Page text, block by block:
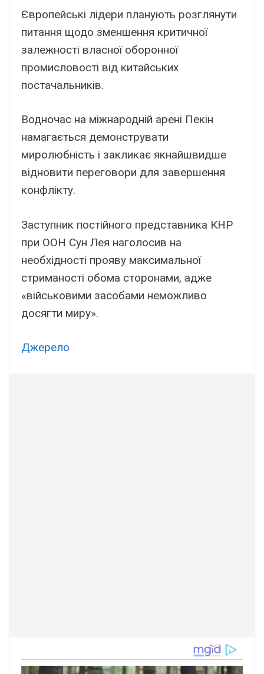
Європейські лідери планують розглянути
питання щодо зменшення критичної
залежності власної оборонної
промисловості від китайських
постачальників.
Водночас на міжнародній арені Пекін
намагається демонструвати
миролюбність і закликає якнайшвидше
відновити переговори для завершення
конфлікту.
Заступник постійного представника КНР
при ООН Сун Лея наголосив на
необхідності прояву максимальної
стриманості обома сторонами, адже
«військовими засобами неможливо
досягти миру».
Джерело